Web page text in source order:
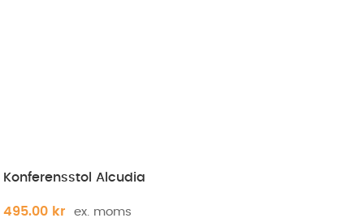
Konferensstol Alcudia
495.00 kr